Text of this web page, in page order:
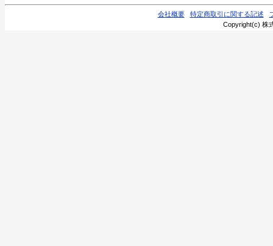
会社概要 特定商取引に関する記述
Copyright(c) 株